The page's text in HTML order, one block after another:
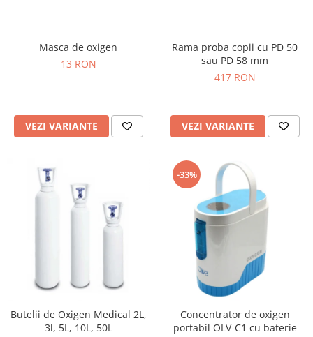
Masca de oxigen
13 RON
VEZI VARIANTE
Rama proba copii cu PD 50
sau PD 58 mm
417 RON
VEZI VARIANTE
Butelii de Oxigen Medical 2L,
3l, 5L, 10L, 50L
-33%
Concentrator de oxigen
portabil OLV-C1 cu baterie